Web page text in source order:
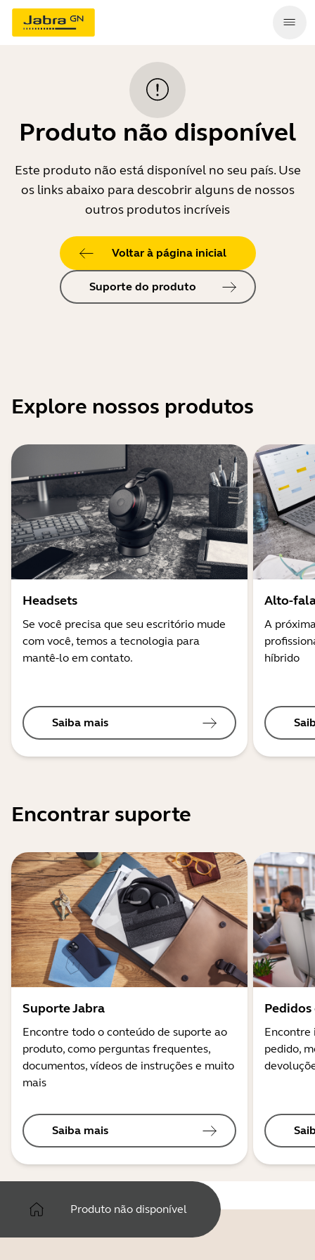
Produto não disponível
Este produto não está disponível no seu país. Use
os links abaixo para descobrir alguns de nossos
outros produtos incríveis
Voltar à página inicial
Suporte do produto
Explore nossos produtos
Headsets
Se você precisa que seu escritório mude
com você, temos a tecnologia para
mantê-lo em contato.
Saiba mais
Alto-
A
híbrido
Encontrar suporte
Suporte Jabra
Encontre todo o conteúdo de suporte ao
produto, como perguntas frequentes,
documentos, vídeos de instruções e muito
mais
Saiba mais
Encontre
pedido,
Produto não disponível